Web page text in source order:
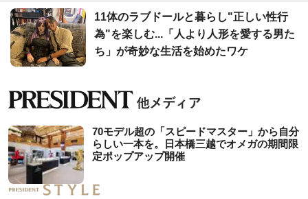
11体のラブドールと暮らし"正しい性行
為"を楽しむ...「人より人形を愛する男た
ち」が奇妙な生活を始めたワケ
70モデル超の「スピードマスター」から自分
らしい一本を。日本橋三越でオメガの期間限
定ポップアップ開催